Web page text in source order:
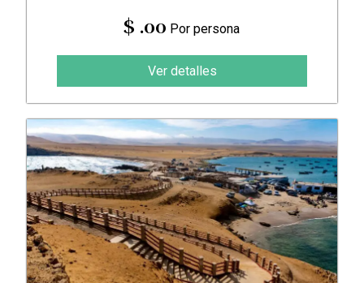
$ .00 Por persona
Ver detalles